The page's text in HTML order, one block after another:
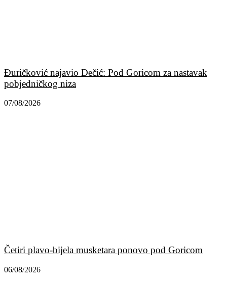
Đuričković najavio Dečić: Pod Goricom za nastavak
pobjedničkog niza
07/08/2026
Četiri plavo-bijela musketara ponovo pod Goricom
06/08/2026